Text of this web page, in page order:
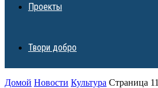
Проекты
Твори добро
Домой Новости Культура Страница 11